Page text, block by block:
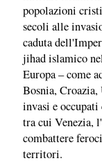
popolazioni
secoli alle
caduta
jihad islamico
Europa – come
Bosnia, Croazia,
invasi e
tra cui Venezia,
combattere
territori.